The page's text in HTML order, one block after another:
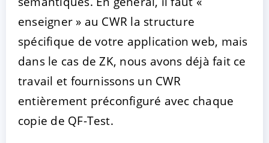
enseigner » au CWR la structure
spécifique de votre application web, mais
dans le cas de ZK, nous avons déjà fait ce
travail et fournissons un CWR
entièrement préconfiguré avec chaque
copie de QF-Test.